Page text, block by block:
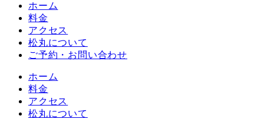
ホーム
料金
アクセス
松丸について
ご予約・お問い合わせ
ホーム
料金
アクセス
松丸について